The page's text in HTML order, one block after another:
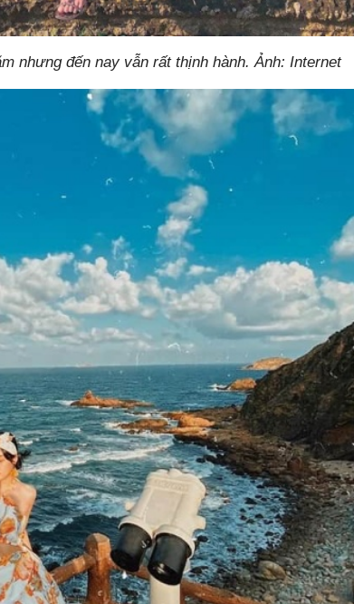
nhưng đến nay vẫn rất thịnh hành. Ảnh: Internet